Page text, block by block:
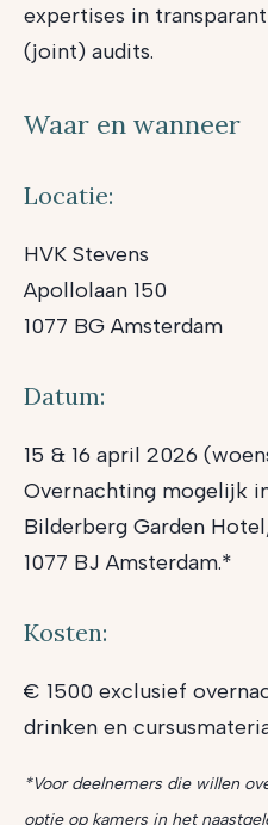
expertises in
(joint) audits.
Waar en wanneer
Locatie:
HVK Stevens
Apollolaan 150
1077 BG Amsterdam
Datum:
15 & 16 april 2026
Overnachting mogelijk
Bilderberg Garden
1077 BJ Amsterdam.*
Kosten:
€ 1500 exclusief
drinken en
*Voor deelnemers die willen
optie op kamers in het